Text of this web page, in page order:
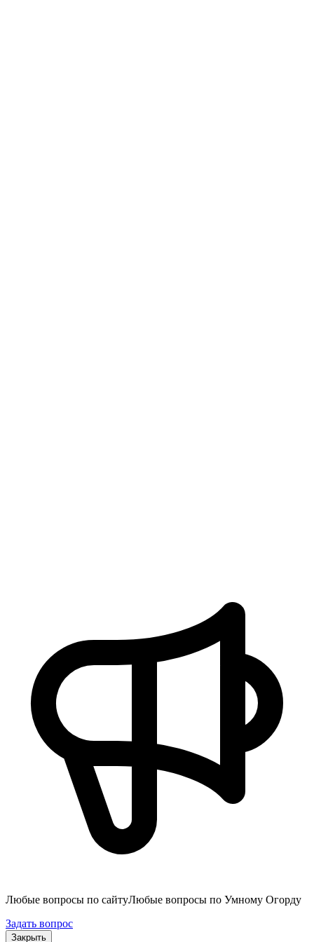
Любые вопросы по сайтуЛюбые вопросы по Умному Огорду
Задать вопрос
Закрыть